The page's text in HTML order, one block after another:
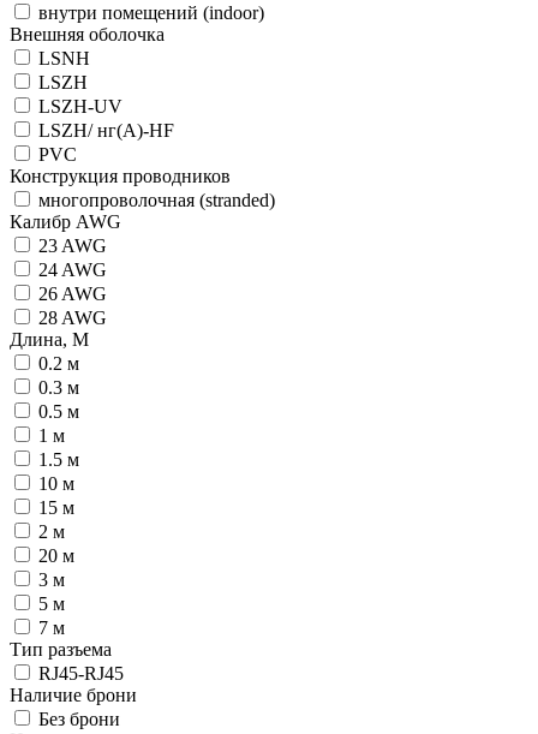
внутри помещений (indoor)
Внешняя оболочка
LSNH
LSZH
LSZH-UV
LSZH/ нг(A)-HF
PVC
Конструкция проводников
многопроволочная (stranded)
Калибр AWG
23 AWG
24 AWG
26 AWG
28 AWG
Длина, М
0.2 м
0.3 м
0.5 м
1 м
1.5 м
10 м
15 м
2 м
20 м
3 м
5 м
7 м
Тип разъема
RJ45-RJ45
Наличие брони
Без брони